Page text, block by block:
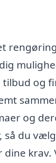
og
og
så du
dine krav.